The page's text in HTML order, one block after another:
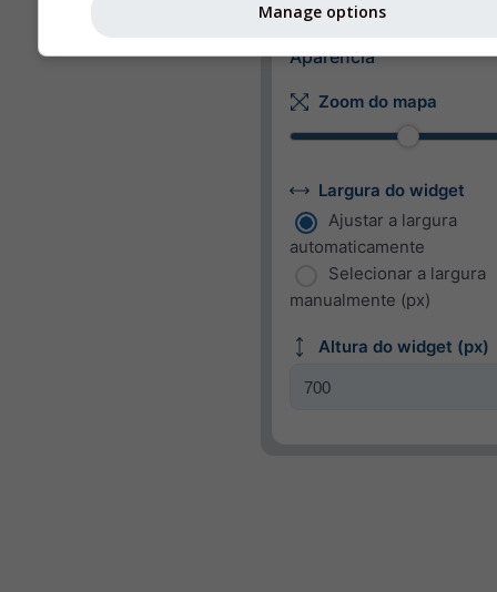
Aparência
Zoom do mapa
Largura do widget
Ajustar a largura
automaticamente
Selecionar a largura
manualmente (px)
Altura do widget (px)
Manage options